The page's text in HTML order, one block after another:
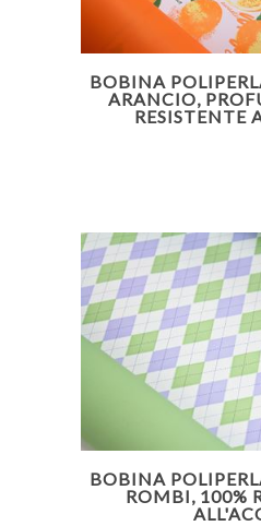
BOBINA
ARANCIO,
RESISTENTE
BOBINA
ROMBI, 100%